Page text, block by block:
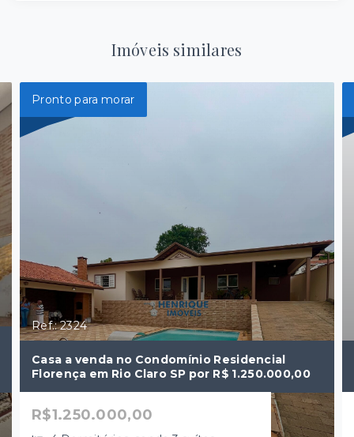
Imóveis similares
Pronto para morar
Ref.: 2324
Casa a venda no Condomínio Residencial
Florença em Rio Claro SP por R$ 1.250.000,00
R$1.250.000,00